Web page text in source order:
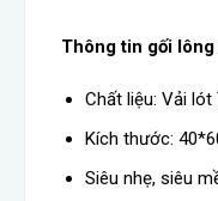
Thông tin gối lông
Chất liệu: Vải
Kích thước:
Siêu nhẹ, siêu